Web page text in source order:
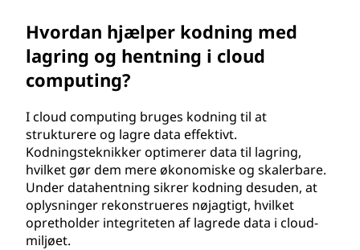
Hvordan hjælper kodning med
lagring og hentning i cloud
computing?
I cloud computing bruges kodning til at
strukturere og lagre data effektivt.
Kodningsteknikker optimerer data til lagring,
hvilket gør dem mere økonomiske og skalerbare.
Under datahentning sikrer kodning desuden, at
oplysninger rekonstrueres nøjagtigt, hvilket
opretholder integriteten af lagrede data i cloud-
miljøet.